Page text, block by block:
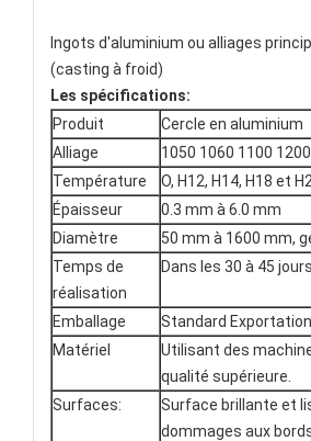
Ingots d'aluminium ou alliages
(casting à froid)
Les spécifications:
Produit
Cercle en aluminium
Alliage
1050 1060 1100
Température
O, H12, H14, H18 et
Épaisseur
0.3 mm à 6.0 mm
Diamètre
50 mm à 1600 mm,
Temps de
réalisation
Dans les 30 à 45
Emballage
Standard
Matériel
Utilisant des
qualité supérieure.
Surfaces:
Surface brillante et
dommages aux